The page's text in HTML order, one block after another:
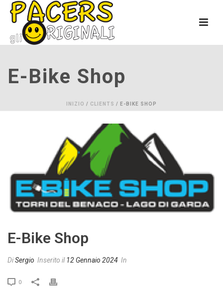
E-Bike Shop
INIZIO / CLIENTS / E-BIKE SHOP
E-Bike Shop
DiSergio Inserito il12 Gennaio 2024 In
0